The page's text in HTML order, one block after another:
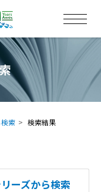
索 検索結果
ーズから検索